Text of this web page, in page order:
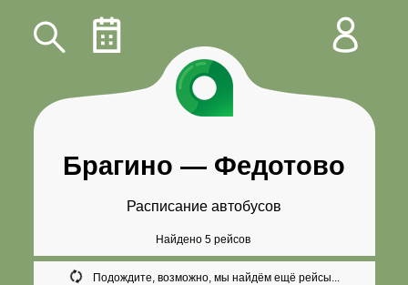
Брагино — Федотово
Расписание автобусов
Найдено 5 рейсов
Подождите, возможно, мы найдём ещё рейсы...